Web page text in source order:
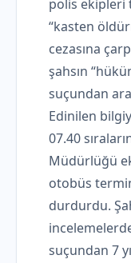
polis ekipleri
“kasten
cezasına
şahsın
suçundan
Edinilen
07.40
Müdürlüğü
otobüs
durdurdu.
suçundan 7